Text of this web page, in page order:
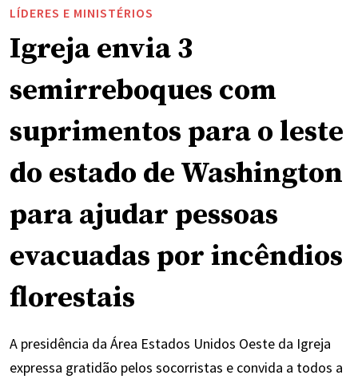
LÍDERES E MINISTÉRIOS
Igreja envia 3
semirreboques com
suprimentos para o leste
do estado de Washington
para ajudar pessoas
evacuadas por incêndios
florestais
A presidência da Área Estados Unidos Oeste da Igreja
expressa gratidão pelos socorristas e convida a todos a